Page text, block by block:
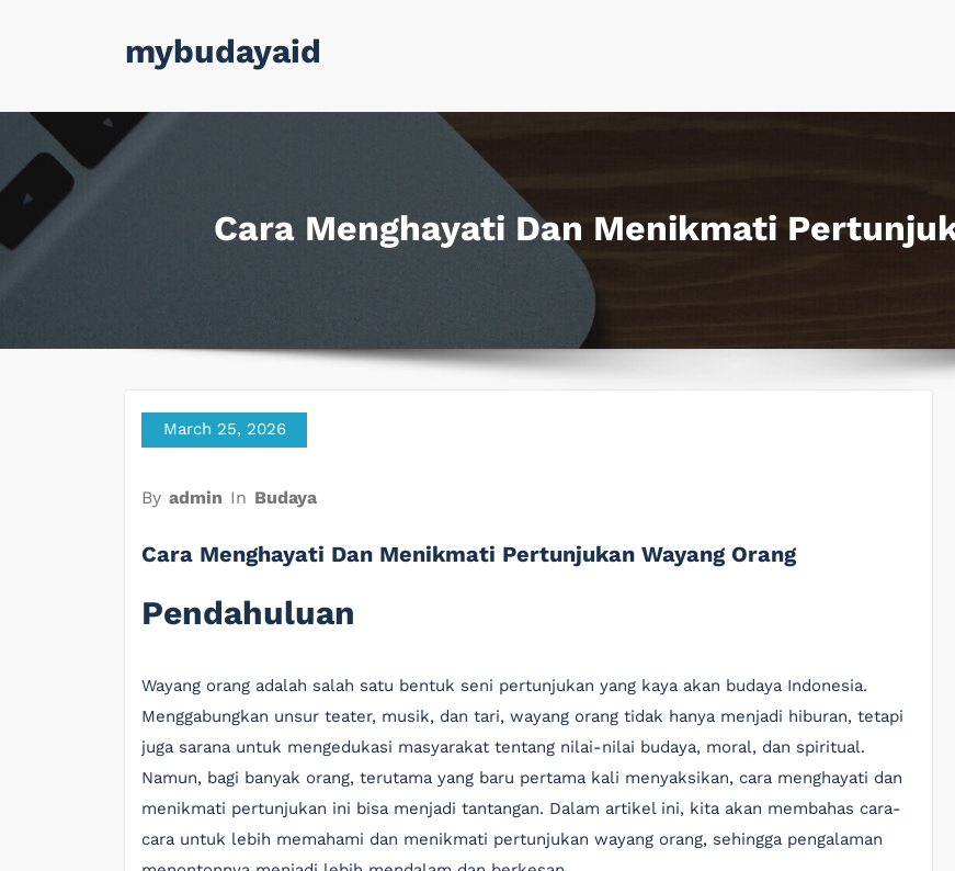
mybudayaid
Cara Menghayati Dan Menikmati
March 25, 2026
By admin In Budaya
Cara Menghayati Dan Menikmati Pertunjukan Wayang Orang
Pendahuluan
Wayang orang adalah salah satu bentuk seni pertunjukan yang kaya akan budaya Indonesia.
Menggabungkan unsur teater, musik, dan tari, wayang orang tidak hanya menjadi hiburan, tetapi
juga sarana untuk mengedukasi masyarakat tentang nilai-nilai budaya, moral, dan spiritual.
Namun, bagi banyak orang, terutama yang baru pertama kali menyaksikan, cara menghayati dan
menikmati pertunjukan ini bisa menjadi tantangan. Dalam artikel ini, kita akan membahas cara-
cara untuk lebih memahami dan menikmati pertunjukan wayang orang, sehingga pengalaman